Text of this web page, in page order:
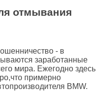
отмывания
- в
заработанные
мира. Ежегодно здесь
примерно
BMW.